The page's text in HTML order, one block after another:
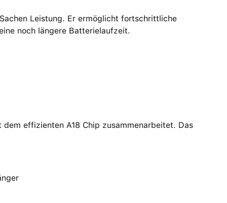
Leistung. Er ermöglicht fortschrittliche
noch längere Batterielaufzeit.
effizienten A18 Chip zusammenarbeitet. Das